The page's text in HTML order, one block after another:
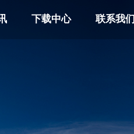
下载中心 联系我们